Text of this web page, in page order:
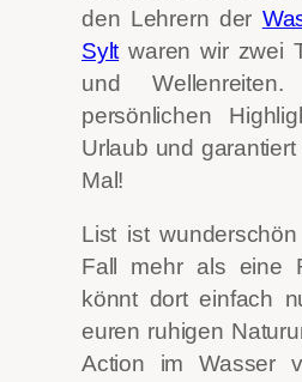
den Lehrern der
Sylt waren wir zwei
und
persönlichen
Urlaub und
Mal!
List ist
Fall mehr als eine
könnt dort einfach
euren ruhigen
Action im Wasser